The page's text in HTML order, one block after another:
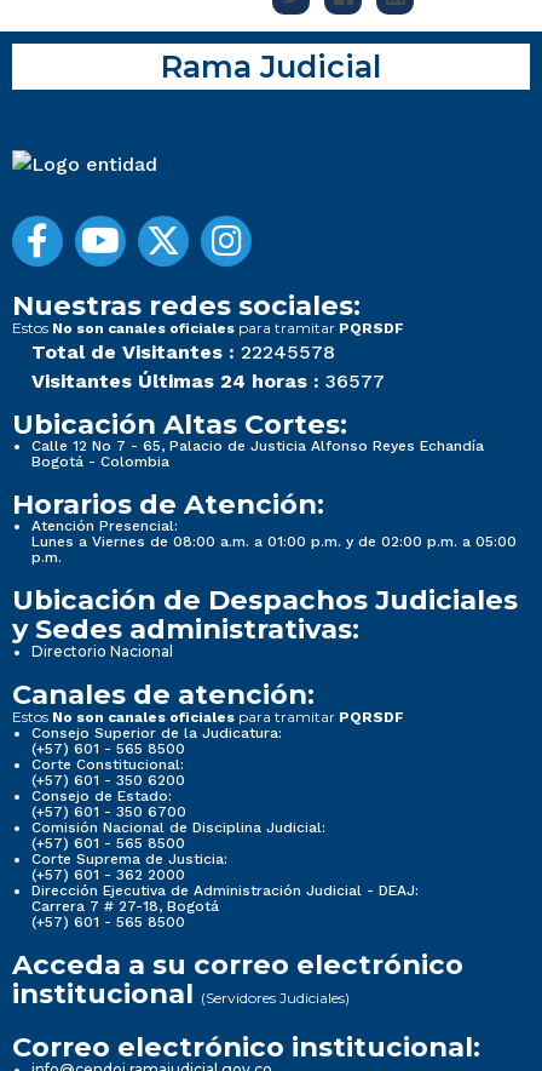
Rama Judicial
Nuestras redes sociales:
Estos No son canales oficiales para tramitar PQRSDF
Total de Visitantes : 22245578
Visitantes Últimas 24 horas : 36577
Ubicación Altas Cortes:
Calle 12 No 7 - 65, Palacio de Justicia Alfonso Reyes Echandía
Bogotá - Colombia
Horarios de Atención:
Atención Presencial:
Lunes a Viernes de 08:00 a.m. a 01:00 p.m. y de 02:00 p.m. a 05:00
p.m.
Ubicación de Despachos Judiciales
y Sedes administrativas:
Directorio Nacional
Canales de atención:
Estos No son canales oficiales para tramitar PQRSDF
Consejo Superior de la Judicatura:
(+57) 601 - 565 8500
Corte Constitucional:
(+57) 601 - 350 6200
Consejo de Estado:
(+57) 601 - 350 6700
Comisión Nacional de Disciplina Judicial:
(+57) 601 - 565 8500
Corte Suprema de Justicia:
(+57) 601 - 362 2000
Dirección Ejecutiva de Administración Judicial - DEAJ:
Carrera 7 # 27-18, Bogotá
(+57) 601 - 565 8500
Acceda a su correo electrónico
institucional (Servidores Judiciales)
Correo electrónico institucional: